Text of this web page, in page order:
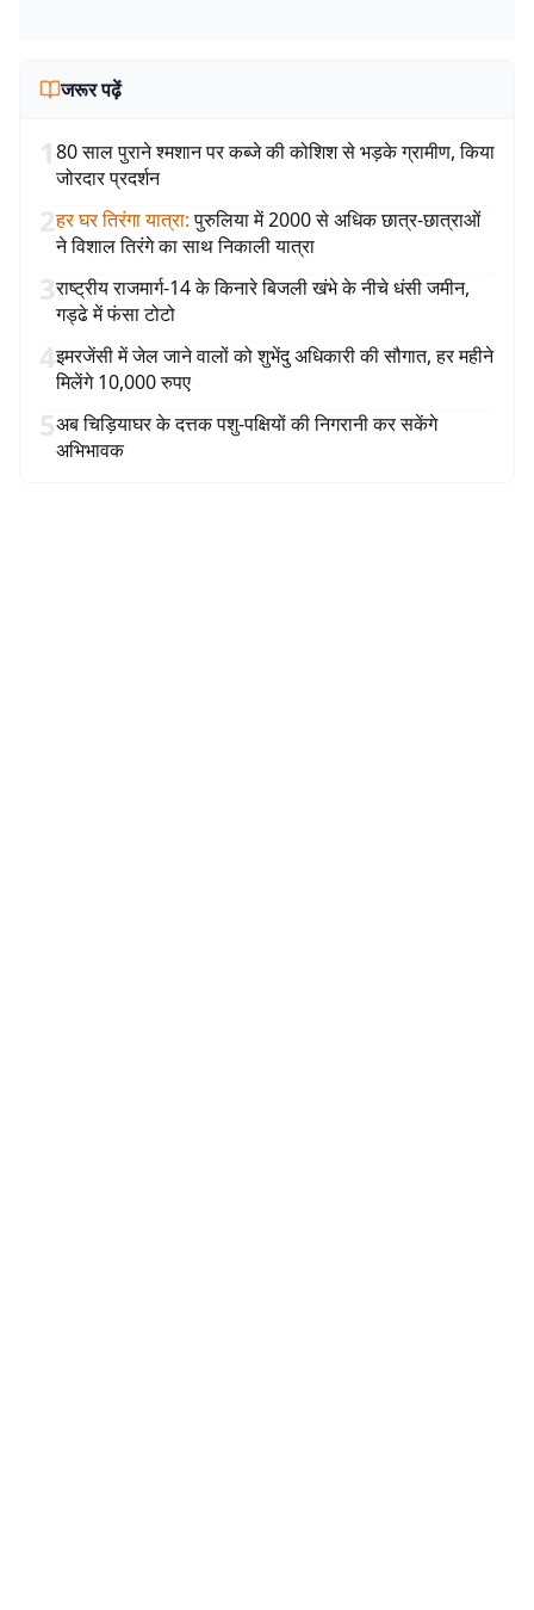
जरूर पढ़ें
180 साल पुराने श्मशान पर कब्जे की कोशिश से भड़के ग्रामीण, किया
जोरदार प्रदर्शन
2हर घर तिरंगा यात्रा: पुरुलिया में 2000 से अधिक छात्र-छात्राओं
ने विशाल तिरंगे का साथ निकाली यात्रा
3राष्ट्रीय राजमार्ग-14 के किनारे बिजली खंभे के नीचे धंसी जमीन,
गड्ढे में फंसा टोटो
4इमरजेंसी में जेल जाने वालों को शुभेंदु अधिकारी की सौगात, हर महीने
मिलेंगे 10,000 रुपए
5अब चिड़ियाघर के दत्तक पशु-पक्षियों की निगरानी कर सकेंगे
अभिभावक